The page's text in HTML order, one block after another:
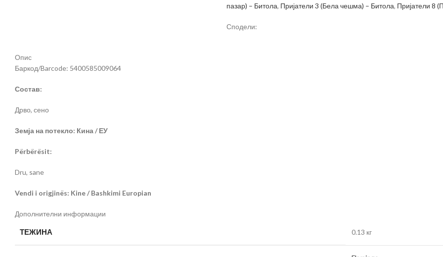
пазар) – Битола, Пријатели 3 (Бела чешма) – Битола, Пријатели 8
Сподели:
Опис
Баркод/Barcode: 5400585009064
Состав:
Дрво, сено
Земја на потекло: Кина / ЕУ
Përbërësit:
Dru, sane
Vendi i origjinës: Kine / Bashkimi Europian
Дополнителни информации
ТЕЖИНА 0.13 кг